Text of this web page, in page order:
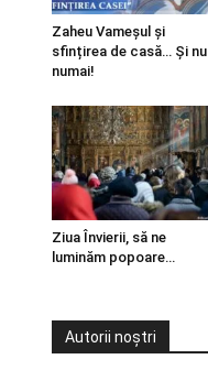
Zaheu Vameșul și
sfințirea de casă… Și nu
numai!
Ziua Învierii, să ne
luminăm popoare…
Autorii noștri